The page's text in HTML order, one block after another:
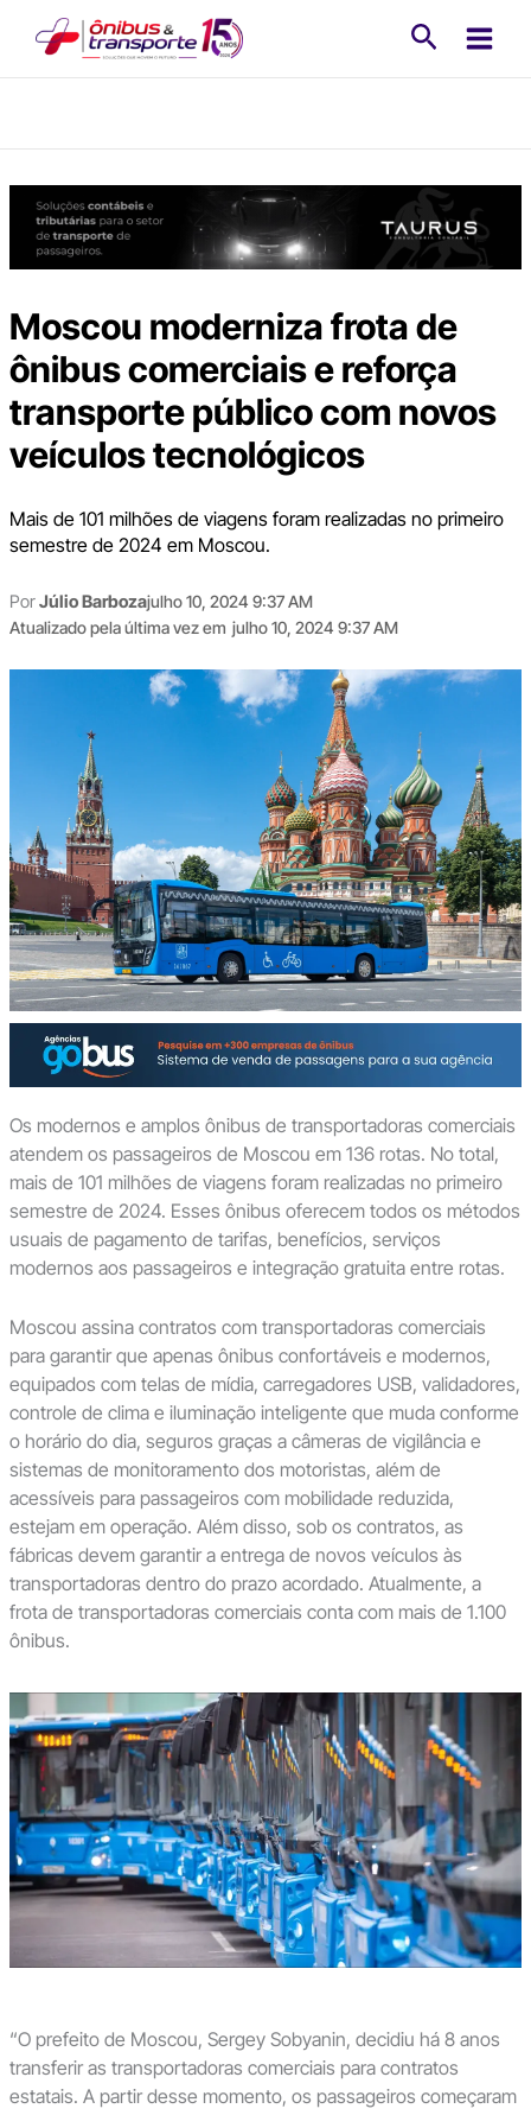
Moscou moderniza frota de
ônibus comerciais e reforça
transporte público com novos
veículos tecnológicos
Mais de 101 milhões de viagens foram realizadas no primeiro
semestre de 2024 em Moscou.
PorJúlio Barbozajulho 10, 2024 9:37 AM
Atualizado pela última vez em julho 10, 2024 9:37 AM
Os modernos e amplos ônibus de transportadoras comerciais
atendem os passageiros de Moscou em 136 rotas. No total,
mais de 101 milhões de viagens foram realizadas no primeiro
semestre de 2024. Esses ônibus oferecem todos os métodos
usuais de pagamento de tarifas, benefícios, serviços
modernos aos passageiros e integração gratuita entre rotas.
Moscou assina contratos com transportadoras comerciais
para garantir que apenas ônibus confortáveis e modernos,
equipados com telas de mídia, carregadores USB, validadores,
controle de clima e iluminação inteligente que muda conforme
o horário do dia, seguros graças a câmeras de vigilância e
sistemas de monitoramento dos motoristas, além de
acessíveis para passageiros com mobilidade reduzida,
estejam em operação. Além disso, sob os contratos, as
fábricas devem garantir a entrega de novos veículos às
transportadoras dentro do prazo acordado. Atualmente, a
frota de transportadoras comerciais conta com mais de 1.100
ônibus.
“O prefeito de Moscou, Sergey Sobyanin, decidiu há 8 anos
transferir as transportadoras comerciais para contratos
estatais. A partir desse momento, os passageiros começaram